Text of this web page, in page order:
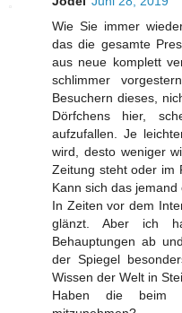
Wie Sie immer
das die gesamte
aus neue komplett
schlimmer
Besuchern dieses,
Dörfchens hier,
aufzufallen. Je
wird, desto weniger
Zeitung steht oder im
Kann sich das jemand
In Zeiten vor dem
glänzt. Aber ich
Behauptungen ab
der Spiegel
Wissen der Welt in
Haben die beim